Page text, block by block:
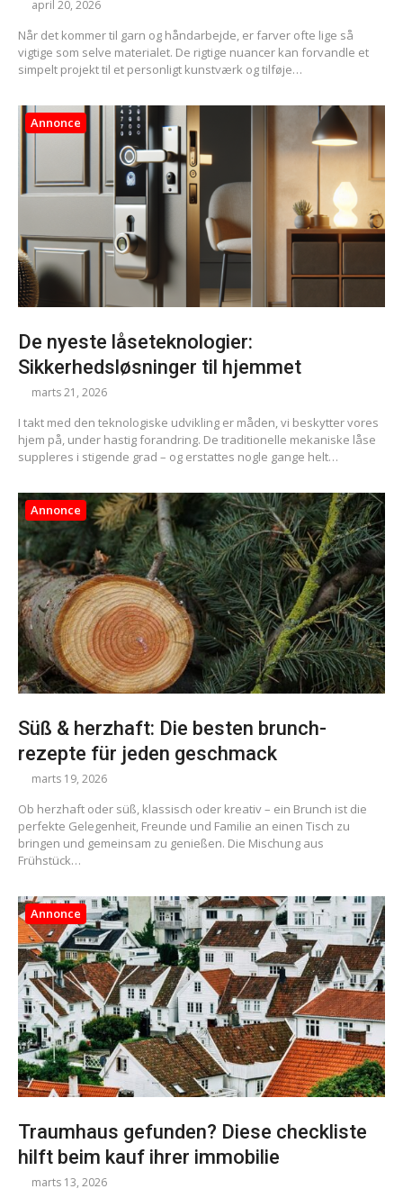
april 20, 2026
Når det kommer til garn og håndarbejde, er farver ofte lige så
vigtige som selve materialet. De rigtige nuancer kan forvandle et
simpelt projekt til et personligt kunstværk og tilføje…
Annonce
De nyeste låseteknologier:
Sikkerhedsløsninger til hjemmet
marts 21, 2026
I takt med den teknologiske udvikling er måden, vi beskytter vores
hjem på, under hastig forandring. De traditionelle mekaniske låse
suppleres i stigende grad – og erstattes nogle gange helt…
Annonce
Süß & herzhaft: Die besten brunch-
rezepte für jeden geschmack
marts 19, 2026
Ob herzhaft oder süß, klassisch oder kreativ – ein Brunch ist die
perfekte Gelegenheit, Freunde und Familie an einen Tisch zu
bringen und gemeinsam zu genießen. Die Mischung aus
Frühstück…
Annonce
Traumhaus gefunden? Diese checkliste
hilft beim kauf ihrer immobilie
marts 13, 2026